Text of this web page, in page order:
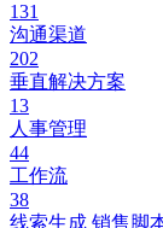
131
沟通渠道
202
垂直解决方案
13
人事管理
44
工作流
38
线索生成 销售脚